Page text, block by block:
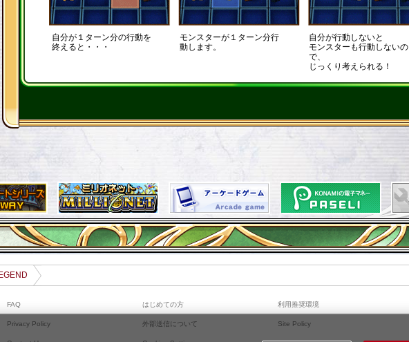
自分が１ターン分の行動を
終えると・・・
モンスターが１ターン分行
動します。
自分が行動しないと
モンスターも行動しないの
で、
じっくり考えられる！
FAQ はじめての方 利用推奨環境
Privacy Policy 外部送信について Site Policy